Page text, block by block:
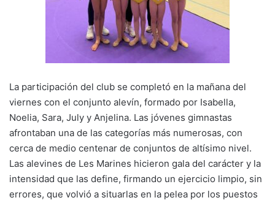
La participación del club se completó en la mañana del
viernes con el conjunto alevín, formado por Isabella,
Noelia, Sara, July y Anjelina. Las jóvenes gimnastas
afrontaban una de las categorías más numerosas, con
cerca de medio centenar de conjuntos de altísimo nivel.
Las alevines de Les Marines hicieron gala del carácter y la
intensidad que las define, firmando un ejercicio limpio, sin
errores, que volvió a situarlas en la pelea por los puestos